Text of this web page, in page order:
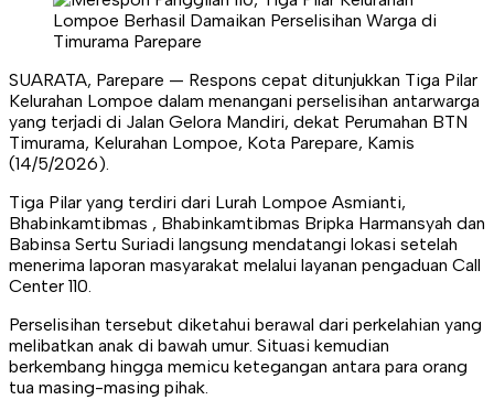
SUARATA, Parepare — Respons cepat ditunjukkan Tiga Pilar
Kelurahan Lompoe dalam menangani perselisihan antarwarga
yang terjadi di Jalan Gelora Mandiri, dekat Perumahan BTN
Timurama, Kelurahan Lompoe, Kota Parepare, Kamis
(14/5/2026).
Tiga Pilar yang terdiri dari Lurah Lompoe Asmianti,
Bhabinkamtibmas , Bhabinkamtibmas Bripka Harmansyah dan
Babinsa Sertu Suriadi langsung mendatangi lokasi setelah
menerima laporan masyarakat melalui layanan pengaduan Call
Center 110.
Perselisihan tersebut diketahui berawal dari perkelahian yang
melibatkan anak di bawah umur. Situasi kemudian
berkembang hingga memicu ketegangan antara para orang
tua masing-masing pihak.